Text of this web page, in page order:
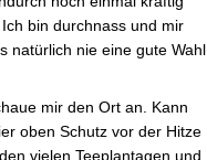
bin durchnass und mir
natürlich nie eine gute Wahl
mir den Ort an. Kann
oben Schutz vor der Hitze
vielen Teeplantagen und